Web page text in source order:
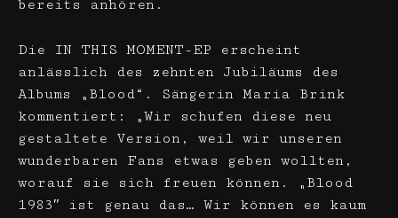
bereits anhören.
Die IN THIS MOMENT-EP erscheint
anlässlich des zehnten Jubiläums des
Albums „Blood“. Sängerin Maria Brink
kommentiert: „Wir schufen diese neu
gestaltete Version, weil wir unseren
wunderbaren Fans etwas geben wollten,
worauf sie sich freuen können. „Blood
1983″ ist genau das… Wir können es kaum